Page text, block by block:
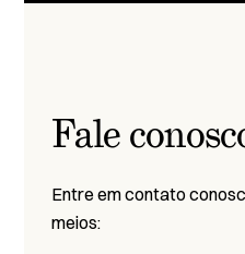
Fale
Entre em contato
meios: